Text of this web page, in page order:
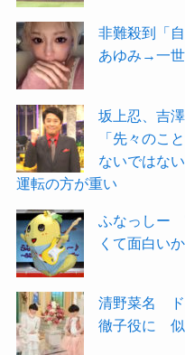
非難殺到「
あゆみ→一
坂上忍、吉
「先々のこ
ないではな
運転の方が重い
ふなっしー
くて面白い
清野菜名 ド
徹子役に 似